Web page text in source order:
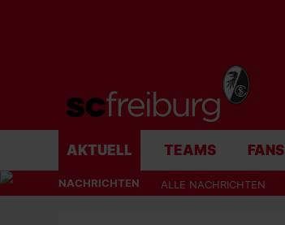
AKTUELL TEAMS FANS
NACHRICHTEN ALLE NACHRICHTEN